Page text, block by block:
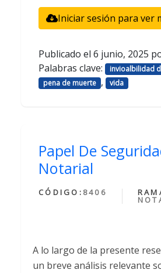
Iniciar sesión para ver
Publicado el 6 junio, 2025
Palabras clave:
invioalbilidad
pena de muerte , vida
Papel De
Notarial
CÓDIGO: 8406
A lo largo de la presente
un breve análisis relevante